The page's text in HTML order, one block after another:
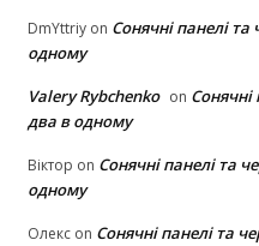
DmYttriy on Сонячні панелі
одному
Valery Rybchenko on Сонячні
два в одному
Віктор on Сонячні панелі та
одному
Олекс on Сонячні панелі та